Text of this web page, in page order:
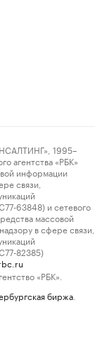
1995–
агентства «РБК»
информации
связи,
63848) и сетевого
массовой
в сфере связи,
82385)
«РБК».
биржа